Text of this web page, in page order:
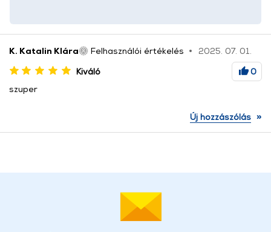
K. Katalin Klára Felhasználói értékelés
2025. 07. 01.
Kiváló
0
szuper
Új hozzászólás »